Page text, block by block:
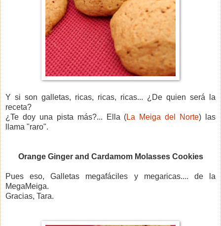
Y si son galletas, ricas, ricas, ricas... ¿De quien será la
receta?
¿Te doy una pista más?... Ella (La Meiga del Norte) las
llama "raro".
Orange Ginger and Cardamom Molasses Cookies
Pues eso, Galletas megafáciles y megaricas.... de la
MegaMeiga.
Gracias, Tara.